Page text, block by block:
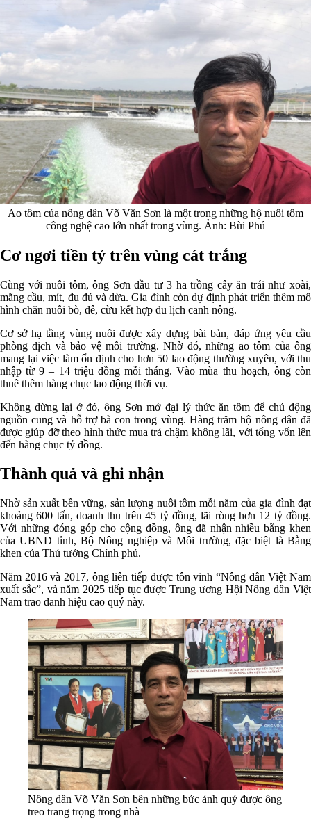
Ao tôm của nông dân Võ Văn Sơn là một trong những hộ nuôi tôm
công nghệ cao lớn nhất trong vùng. Ảnh: Bùi Phú
Cơ ngơi tiền tỷ trên vùng cát trắng
Cùng với nuôi tôm, ông Sơn đầu tư 3 ha trồng cây ăn trái như xoài,
mãng cầu, mít, đu đủ và dừa. Gia đình còn dự định phát triển thêm mô
hình chăn nuôi bò, dê, cừu kết hợp du lịch canh nông.
Cơ sở hạ tầng vùng nuôi được xây dựng bài bản, đáp ứng yêu cầu
phòng dịch và bảo vệ môi trường. Nhờ đó, những ao tôm của ông
mang lại việc làm ổn định cho hơn 50 lao động thường xuyên, với thu
nhập từ 9 – 14 triệu đồng mỗi tháng. Vào mùa thu hoạch, ông còn
thuê thêm hàng chục lao động thời vụ.
Không dừng lại ở đó, ông Sơn mở đại lý thức ăn tôm để chủ động
nguồn cung và hỗ trợ bà con trong vùng. Hàng trăm hộ nông dân đã
được giúp đỡ theo hình thức mua trả chậm không lãi, với tổng vốn lên
đến hàng chục tỷ đồng.
Thành quả và ghi nhận
Nhờ sản xuất bền vững, sản lượng nuôi tôm mỗi năm của gia đình đạt
khoảng 600 tấn, doanh thu trên 45 tỷ đồng, lãi ròng hơn 12 tỷ đồng.
Với những đóng góp cho cộng đồng, ông đã nhận nhiều bằng khen
của UBND tỉnh, Bộ Nông nghiệp và Môi trường, đặc biệt là Bằng
khen của Thủ tướng Chính phủ.
Năm 2016 và 2017, ông liên tiếp được tôn vinh “Nông dân Việt Nam
xuất sắc”, và năm 2025 tiếp tục được Trung ương Hội Nông dân Việt
Nam trao danh hiệu cao quý này.
Nông dân Võ Văn Sơn bên những bức ảnh quý được ông
treo trang trọng trong nhà